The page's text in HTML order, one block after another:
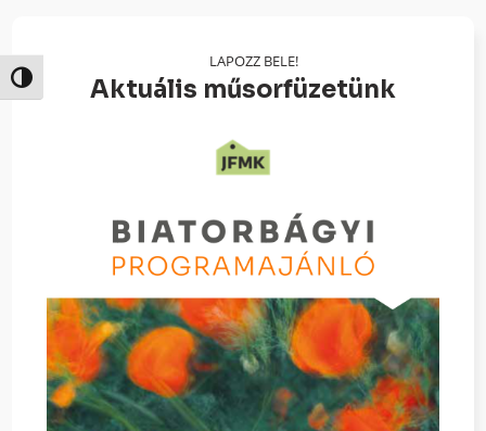
Nagy kontraszt váltása
LAPOZZ BELE!
Aktuális műsorfüzetünk